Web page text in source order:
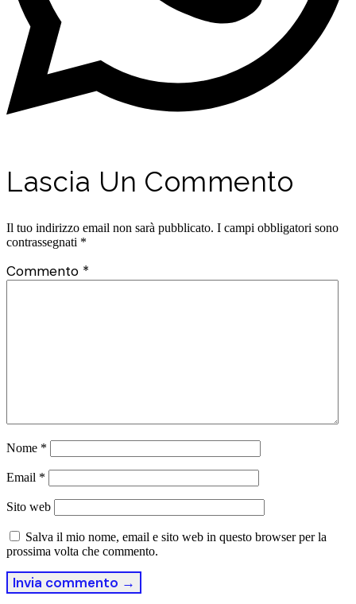
Lascia Un Commento
Il tuo indirizzo email non sarà pubblicato. I campi obbligatori sono
contrassegnati *
Commento *
Nome *
Email *
Sito web
Salva il mio nome, email e sito web in questo browser per la
prossima volta che commento.